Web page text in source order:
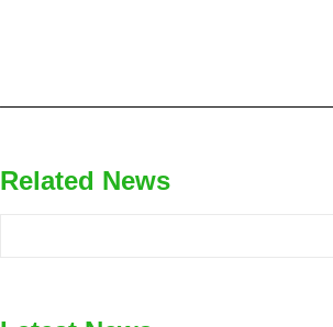
Related News